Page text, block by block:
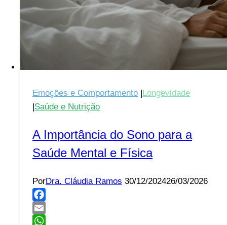
Emoções e Comportamento |Longevidade
|Saúde e Nutrição
A Importância do Sono para a
Saúde Mental e Física
PorDra. Cláudia Ramos 30/12/202426/03/2026